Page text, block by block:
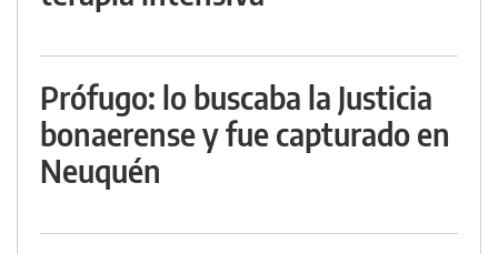
Prófugo: lo buscaba la Justicia
bonaerense y fue capturado en
Neuquén